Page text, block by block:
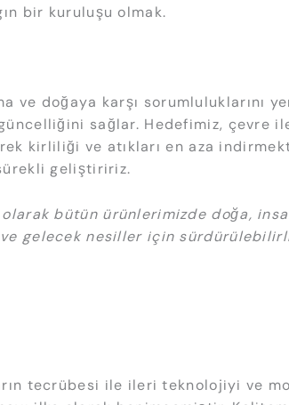
bir kuruluşu olmak.
ve doğaya karşı sorumluluklarını
sağlar. Hedefimiz, çevre
kirliliği ve atıkları en aza
geliştiririz.
bütün ürünlerimizde doğa,
gelecek nesiller için
tecrübesi ile ileri teknolojiyi ve